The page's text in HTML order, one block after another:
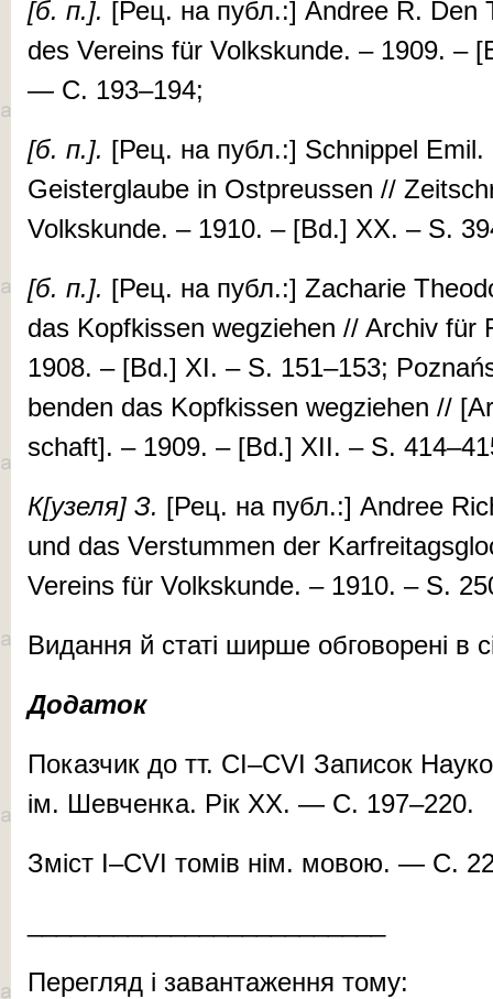
[б. п.]. [Рец. на публ.:] An­dree R. Den
des Ver­eins für Volks­kun­de. – 1909. –
— С. 193–194;
[б. п.]. [Рец. на публ.:] Schnip­pel Em­il.
Geister­glaube in Ost­preussen //
Volkskunde. – 1910. – [Bd.] XX. – S.
[б. п.]. [Рец. на публ.:] Za­charie
das Kopfkissen weg­ziehen // Ar­chiv für
1908. – [Bd.] XI. – S. 151–153;
ben­den das Kopfkissen weg­zie­hen //
schaft]. – 1909. – [Bd.] XII. – S.
К[узе­ля] З. [Рец. на публ.:] An­dree
und das Ver­stum­men der
Vereins für Volkskunde. – 1910. – S.
Ви­дан­ня й ста­ті шир­ше об­го­во­ре­ні в
Додаток
По­каз­чик до тт. CI–CVI За­пи­сок
ім. Шев­чен­ка. Рік XX. — С. 197–220.
Зміст I–CVI томів нім. мовою. — С.
Перегляд і завантаження тому: